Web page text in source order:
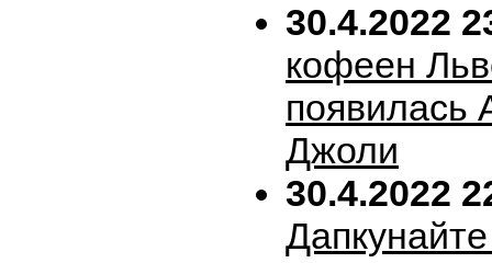
30.4.2022
кофеен
появилась
Джоли
30.4.2022